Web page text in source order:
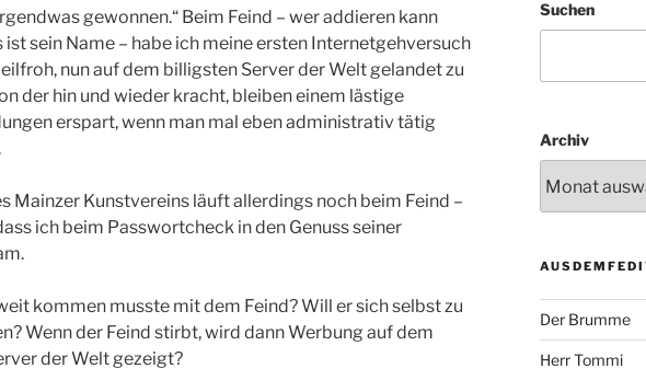
gewonnen.“ Beim Feind – wer addieren kann
ist sein Name – habe ich meine ersten Internetgehversuch
nun auf dem billigsten Server der Welt gelandet zu
der hin und wieder kracht, bleiben einem lästige
erspart, wenn man mal eben administrativ tätig
Mainzer Kunstvereins läuft allerdings noch beim Feind –
ich beim Passwortcheck in den Genuss seiner
kommen musste mit dem Feind? Will er sich selbst zu
Wenn der Feind stirbt, wird dann Werbung auf dem
der Welt gezeigt?
Suchen
Archiv
Der Brumme
Herr Tommi